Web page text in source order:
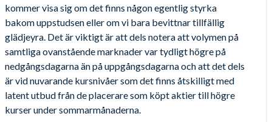
kommer visa sig om det finns någon egentlig styrka
bakom uppstudsen eller om vi bara bevittnar tillfällig
glädjeyra. Det är viktigt är att dels notera att volymen på
samtliga ovanstående marknader var tydligt högre på
nedgångsdagarna än på uppgångsdagarna och att det dels
är vid nuvarande kursnivåer som det finns åtskilligt med
latent utbud från de placerare som köpt aktier till högre
kurser under sommarmånaderna.